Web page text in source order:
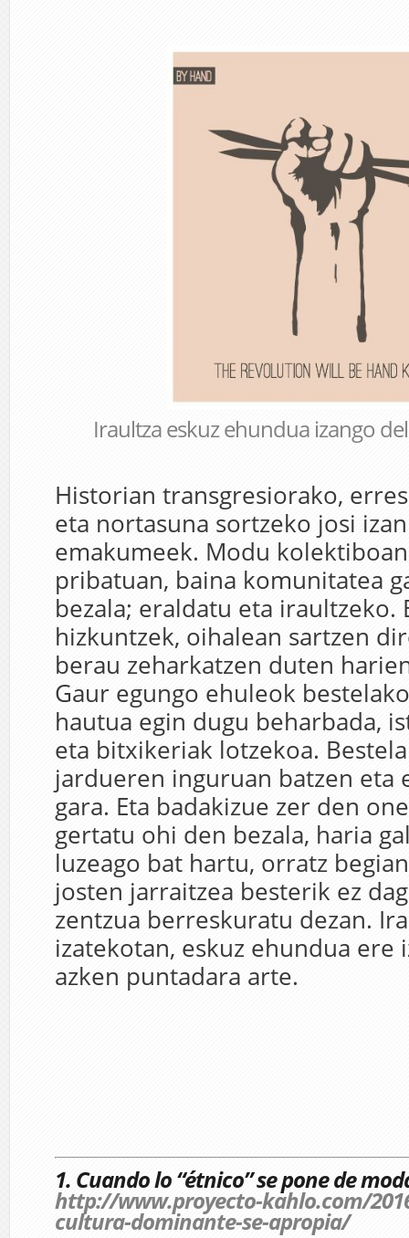
Iraultza eskuz ehundua izango
Historian transgresiorako,
eta nortasuna sortzeko josi
emakumeek. Modu
pribatuan, baina komunitatea
bezala; eraldatu eta iraultzeko.
hizkuntzek, oihalean sartzen
berau zeharkatzen duten
Gaur egungo ehuleok
hautua egin dugu beharbada,
eta bitxikeriak lotzekoa.
jardueren inguruan batzen eta
gara. Eta badakizue zer den
gertatu ohi den bezala, haria
luzeago bat hartu, orratz
josten jarraitzea besterik ez
zentzua berreskuratu dezan.
izatekotan, eskuz ehundua ere
azken puntadara arte.
1. Cuando lo “étnico” se pone de
http://www.proyecto-kahlo.com/
cultura-dominante-se-apropia/